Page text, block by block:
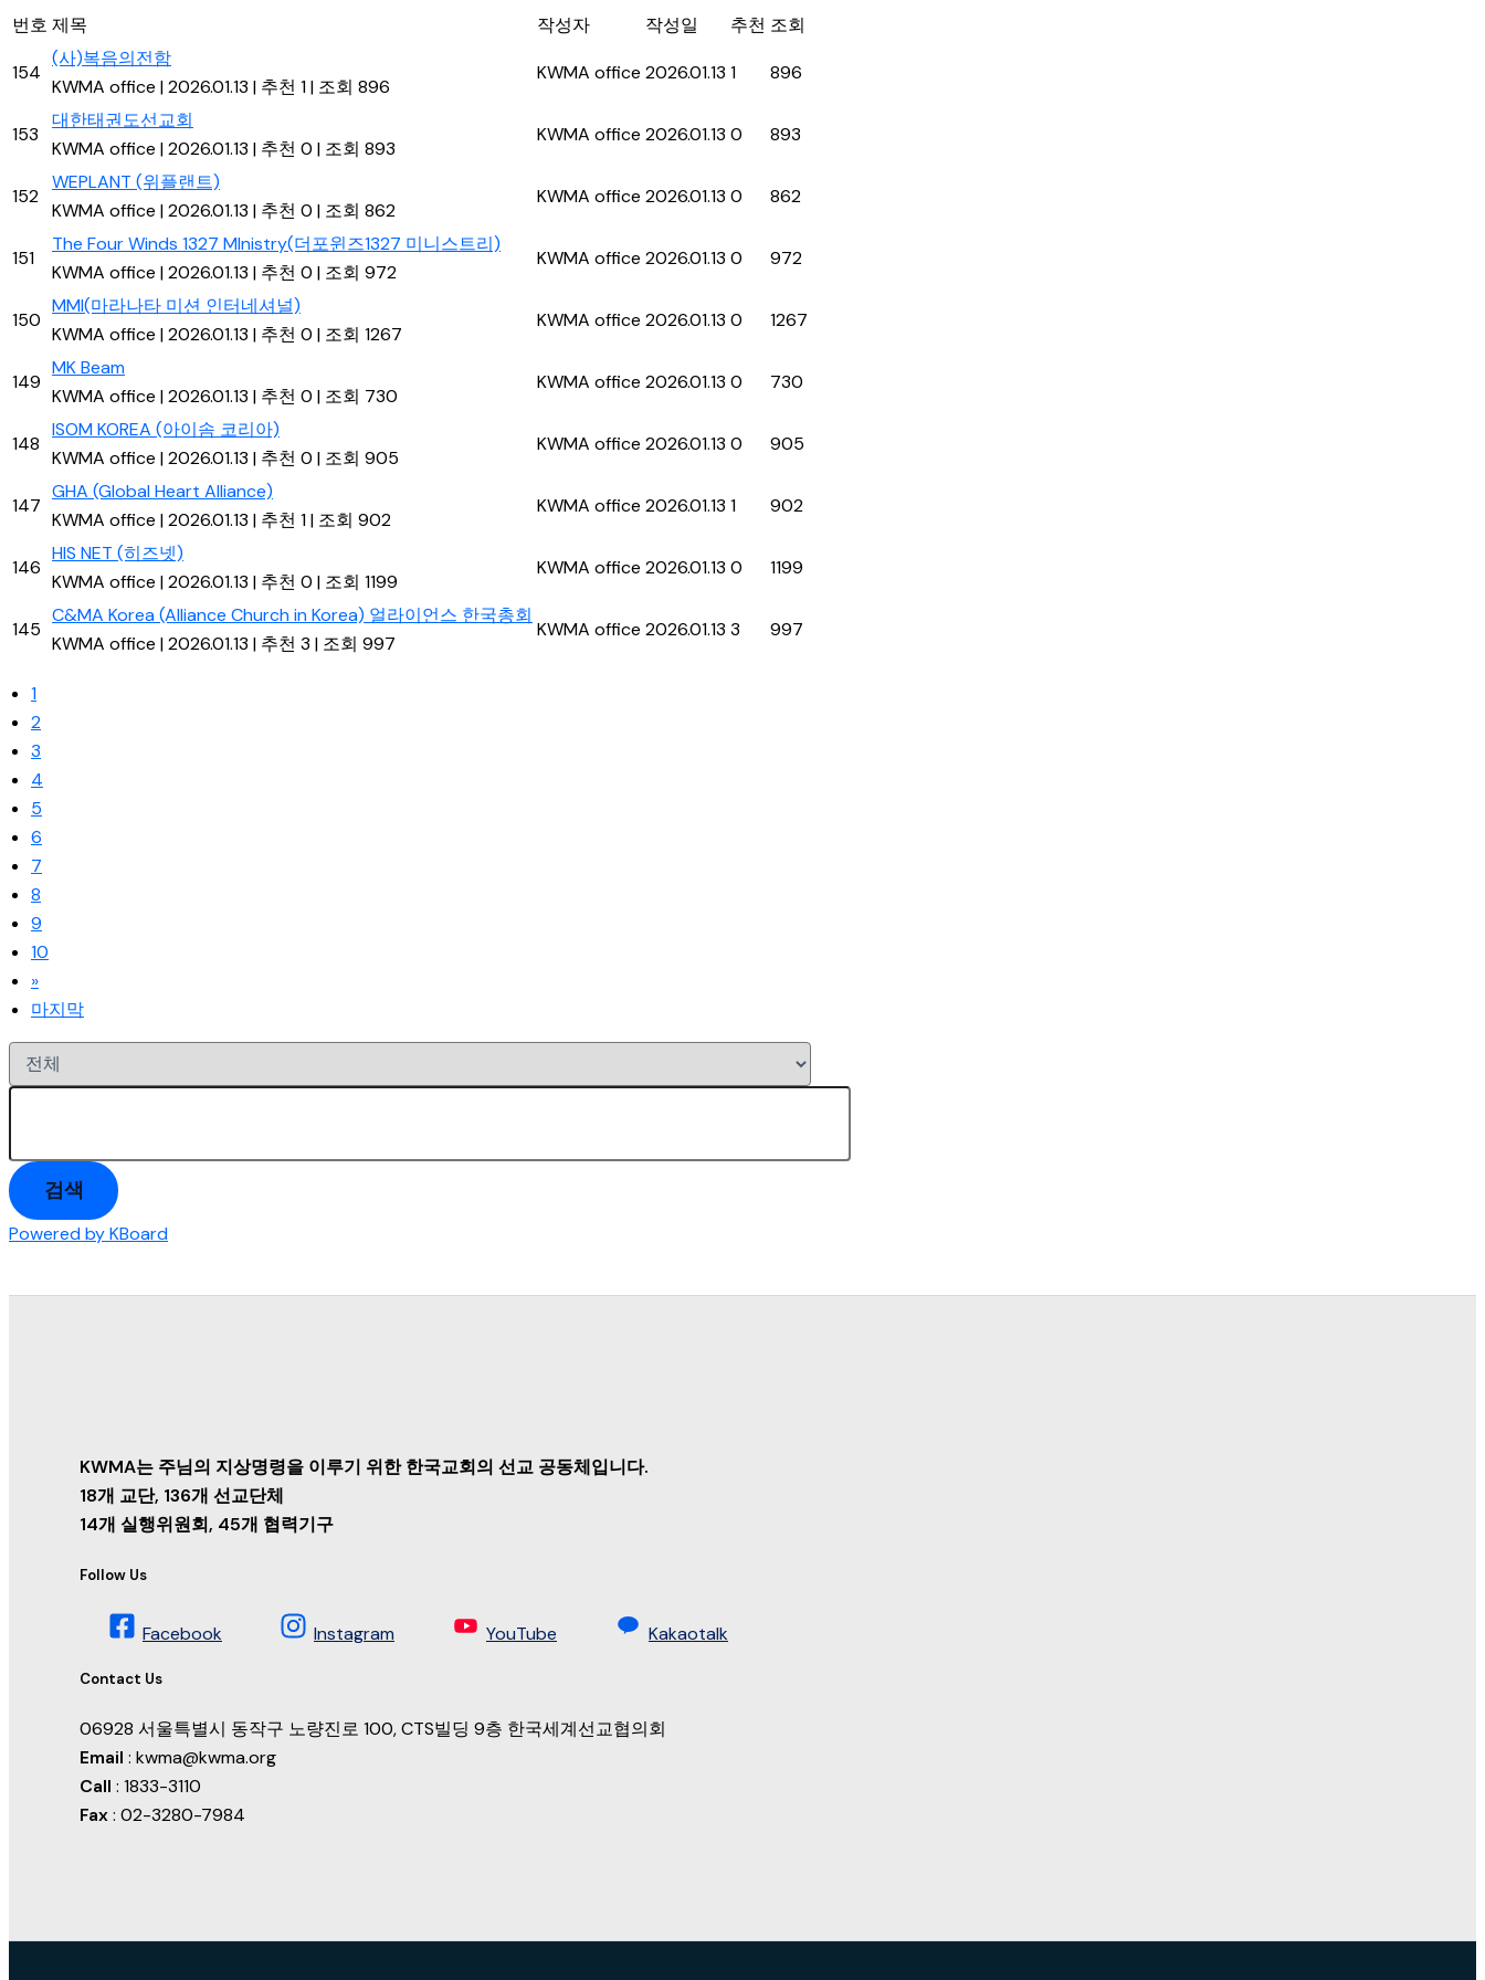
번호 제목 작성자 작성일 추천 조회
154
(사)복음의전함
KWMA office |2026.01.13 | 추천 1| 조회 896
KWMA office 2026.01.13 1 896
153
대한태권도선교회
KWMA office |2026.01.13 | 추천 0 | 조회 893
KWMA office 2026.01.13 0 893
152
WEPLANT (위플랜트)
KWMA office |2026.01.13 | 추천 0 | 조회 862
KWMA office 2026.01.13 0 862
151
The Four Winds 1327 MInistry(더포윈즈1327 미니스트리)
KWMA office |2026.01.13 | 추천 0 | 조회 972
KWMA office 2026.01.13 0 972
150
MMI(마라나타 미션 인터네셔널)
KWMA office |2026.01.13 | 추천 0 | 조회 1267
KWMA office 2026.01.13 0 1267
149
MK Beam
KWMA office |2026.01.13 | 추천 0 | 조회 730
KWMA office 2026.01.13 0 730
148
ISOM KOREA (아이솜 코리아)
KWMA office |2026.01.13 | 추천 0 | 조회 905
KWMA office 2026.01.13 0 905
147
GHA (Global Heart Alliance)
KWMA office |2026.01.13 | 추천 1| 조회 902
KWMA office 2026.01.13 1 902
146
HIS NET (히즈넷)
KWMA office |2026.01.13 | 추천 0 | 조회 1199
KWMA office 2026.01.13 0 1199
145
C&MA Korea (Alliance Church in Korea) 얼라이언스 한국총회
KWMA office |2026.01.13 | 추천 3 | 조회 997
KWMA office 2026.01.13 3 997
1
2
3
4
5
6
7
8
9
10
»
마지막
검색
Powered by KBoard
KWMA는 주님의 지상명령을 이루기 위한 한국교회의 선교 공동체입니다.
18개 교단, 136개 선교단체
14개 실행위원회, 45개 협력기구
Follow Us
Facebook Instagram YouTube Kakaotalk
Contact Us
06928 서울특별시 동작구 노량진로 100, CTS빌딩 9층 한국세계선교협의회
Email : kwma@kwma.org
Call : 1833-3110
Fax: 02-3280-7984